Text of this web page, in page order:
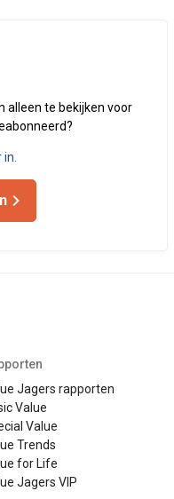
alleen te bekijken voor
Jagers rapporten
Value
Value
Trends
for Life
Jagers VIP